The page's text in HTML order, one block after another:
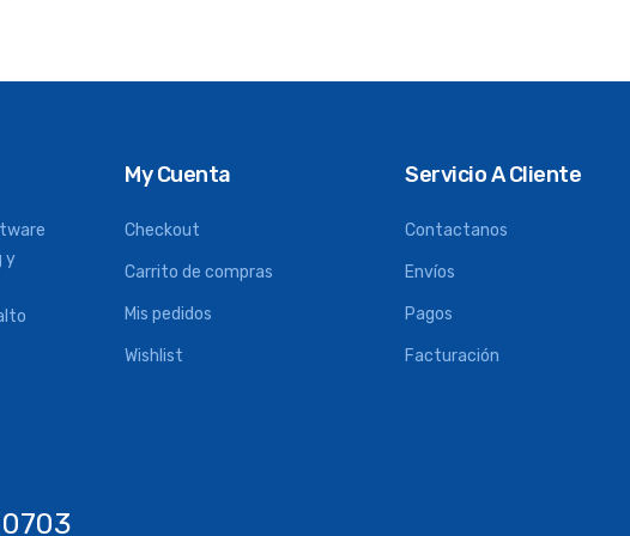
y
My Cuenta
Checkout
Carrito de compras
Mis pedidos
Wishlist
Servicio A Cliente
Contactanos
Envíos
Pagos
Facturación